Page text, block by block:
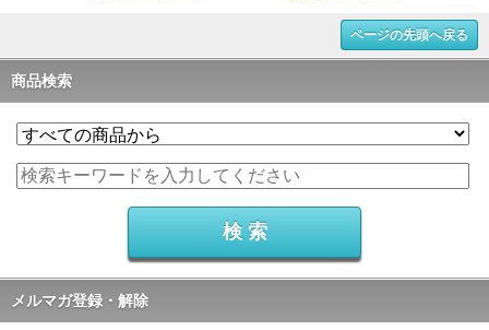
ページの先頭へ戻る
商品検索
メルマガ登録・解除